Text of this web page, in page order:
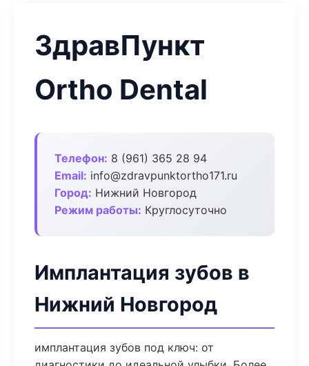
ЗдравПункт
Ortho Dental
Телефон: 8 (961) 365 28 94
Email: info@zdravpunktortho171.ru
Город: Нижний Новгород
Режим работы: Круглосуточно
Имплантация зубов в
Нижний Новгород
имплантация зубов под ключ: от